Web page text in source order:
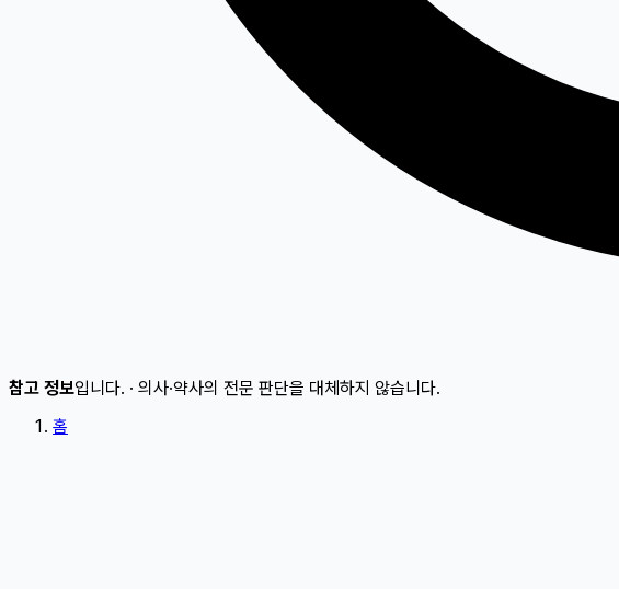
참고 정보입니다. · 의사·약사의 전문 판단을 대체하지 않습니다.
홈